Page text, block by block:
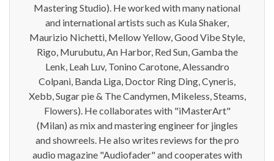
Mastering Studio). He worked with many national
and international artists such as Kula Shaker,
Maurizio Nichetti, Mellow Yellow, Good Vibe Style,
Rigo, Murubutu, An Harbor, Red Sun, Gamba the
Lenk, Leah Luv, Tonino Carotone, Alessandro
Colpani, Banda Liga, Doctor Ring Ding, Cyneris,
Xebb, Sugar pie & The Candymen, Mikeless, Steams,
Flowers). He collaborates with "iMasterArt"
(Milan) as mix and mastering engineer for jingles
and showreels. He also writes reviews for the pro
audio magazine "Audiofader" and cooperates with